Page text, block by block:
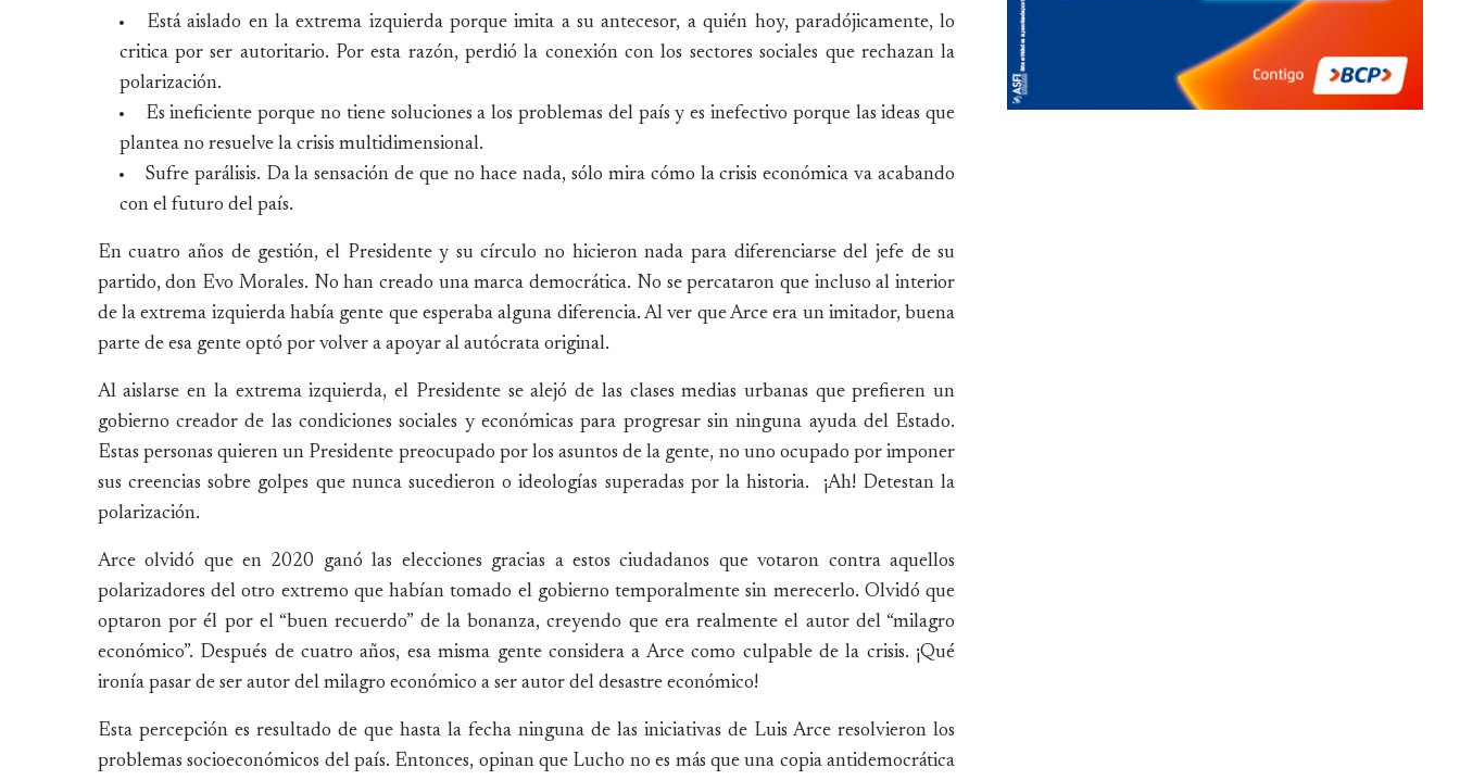
Está aislado en la extrema izquierda porque imita a su antecesor, a quién hoy, paradójicamente, lo
critica por ser autoritario. Por esta razón, perdió la conexión con los sectores sociales que rechazan la
polarización.
Es ineficiente porque no tiene soluciones a los problemas del país y es inefectivo porque las ideas que
plantea no resuelve la crisis multidimensional.
Sufre parálisis. Da la sensación de que no hace nada, sólo mira cómo la crisis económica va acabando
con el futuro del país.
En cuatro años de gestión, el Presidente y su círculo no hicieron nada para diferenciarse del jefe de su
partido, don Evo Morales. No han creado una marca democrática. No se percataron que incluso al interior
de la extrema izquierda había gente que esperaba alguna diferencia. Al ver que Arce era un imitador, buena
parte de esa gente optó por volver a apoyar al autócrata original.
Al aislarse en la extrema izquierda, el Presidente se alejó de las clases medias urbanas que prefieren un
gobierno creador de las condiciones sociales y económicas para progresar sin ninguna ayuda del Estado.
Estas personas quieren un Presidente preocupado por los asuntos de la gente, no uno ocupado por imponer
sus creencias sobre golpes que nunca sucedieron o ideologías superadas por la historia. ¡Ah! Detestan la
polarización.
Arce olvidó que en 2020 ganó las elecciones gracias a estos ciudadanos que votaron contra aquellos
polarizadores del otro extremo que habían tomado el gobierno temporalmente sin merecerlo. Olvidó que
optaron por él por el “buen recuerdo” de la bonanza, creyendo que era realmente el autor del “milagro
económico”. Después de cuatro años, esa misma gente considera a Arce como culpable de la crisis. ¡Qué
ironía pasar de ser autor del milagro económico a ser autor del desastre económico!
Esta percepción es resultado de que hasta la fecha ninguna de las iniciativas de Luis Arce resolvieron los
problemas socioeconómicos del país. Entonces, opinan que Lucho no es más que una copia antidemocrática